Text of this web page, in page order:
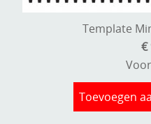
Kleurmateriaal-
Template
€
Toevoegen